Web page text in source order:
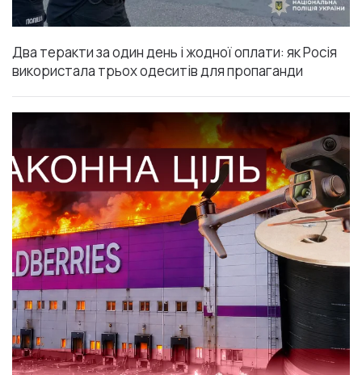
Два теракти за один день і жодної оплати: як Росія
використала трьох одеситів для пропаганди